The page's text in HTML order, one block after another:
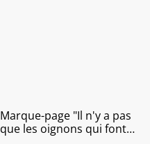
Marque-page "Il n'y a pas
que les oignons qui font